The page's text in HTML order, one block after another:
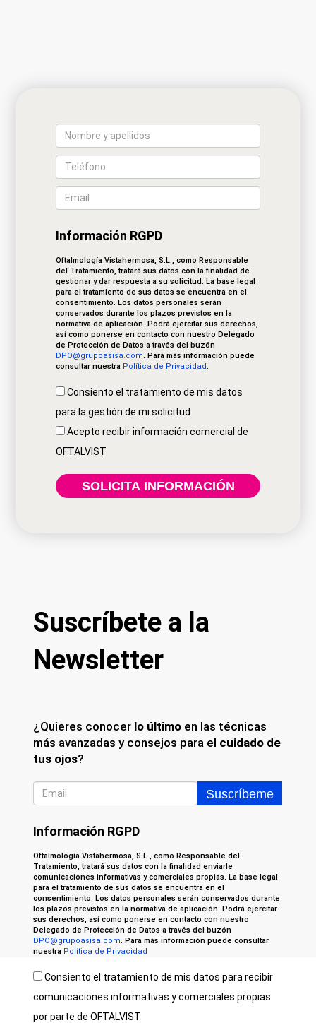
Información RGPD
Oftalmología Vistahermosa, S.L., como Responsable
del Tratamiento, tratará sus datos con la finalidad de
gestionar y dar respuesta a su solicitud. La base legal
para el tratamiento de sus datos se encuentra en el
consentimiento. Los datos personales serán
conservados durante los plazos previstos en la
normativa de aplicación. Podrá ejercitar sus derechos,
así como ponerse en contacto con nuestro Delegado
de Protección de Datos a través del buzón
DPO@grupoasisa.com . Para más información puede
consultar nuestra Política de Privacidad
Consiento el tratamiento de mis datos
para la gestión de mi solicitud
Acepto recibir información comercial de
OFTALVIST
Suscríbete a la
Newsletter
¿Quieres conocer lo último en las técnicas
más avanzadas y consejos para el cuidado de
tus ojos?
Información RGPD
Oftalmología Vistahermosa, S.L., como Responsable del
Tratamiento, tratará sus datos con la finalidad enviarle
comunicaciones informativas y comerciales propias. La base legal
para el tratamiento de sus datos se encuentra en el
consentimiento. Los datos personales serán conservados durante
los plazos previstos en la normativa de aplicación. Podrá ejercitar
sus derechos, así como ponerse en contacto con nuestro
Delegado de Protección de Datos a través del buzón
DPO@grupoasisa.com . Para más información puede consultar
nuestra Política de Privacidad
Consiento el tratamiento de mis datos para recibir
comunicaciones informativas y comerciales propias
por parte de OFTALVIST